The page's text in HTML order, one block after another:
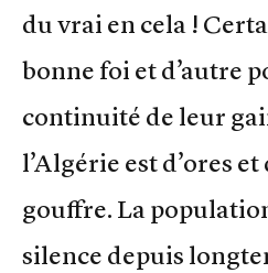
du vrai en cela !
bonne foi et d’autre
continuité de leur
l’Algérie est d’ores
gouffre. La
silence depuis